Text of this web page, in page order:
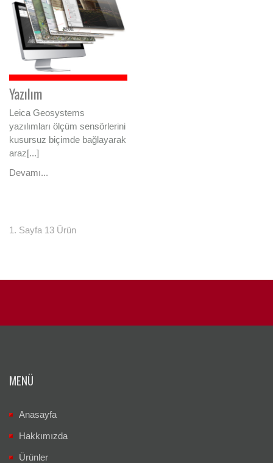
Yazılım
Leica Geosystems
yazılımları ölçüm sensörlerini
kusursuz biçimde bağlayarak
araz[...]
Devamı...
1. Sayfa 13 Ürün
MENÜ
Anasayfa
Hakkımızda
Ürünler